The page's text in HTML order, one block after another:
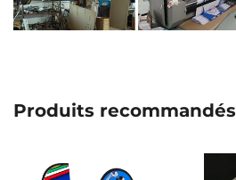
Produits recommandés